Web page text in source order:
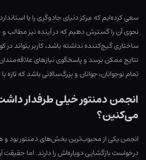
سعی کرده‌ایم که مرکز دنیای جادوگری را با
نحوی آن را گسترش دهیم که در آینده نیز مطالب
ساختاری گیج‌کننده نداشته باشد، کاربر بتواند در
نتایج ممکن برسد و پاسخگوی نیازهای
تمام نوجوانان، جوانان و بزرگ‌سالانی باشد که تازه
انجمن دمنتور خیلی طرفدار
می‌کنین؟
انجمن یکی از محبوب‌ترین بخش‌های دمنتور بود و
درخواست بازگشایی دوباره‌اش را دارند. اما